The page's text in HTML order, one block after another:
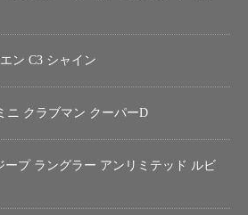
ン C3 シャイン
クラブマン クーパーD
プ ラングラー アンリミテッド ルビ